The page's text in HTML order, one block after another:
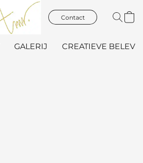
Contact
GALERIJ CREATIEVE